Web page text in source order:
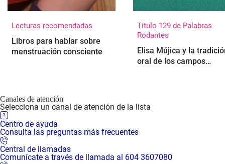
Lecturas recomendadas
Libros para hablar sobre
menstruación consciente
Título 129 de Palabras
Rodantes
Elisa Mújica y la
oral de los campos
Canales de atención
Selecciona un canal de atención de la lista
Centro de ayuda
Consulta las preguntas más frecuentes
Central de llamadas
Comunícate a través de llamada al 604 3607080